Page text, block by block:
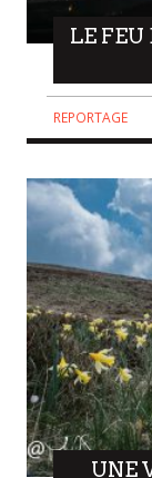
LE
REPORTAGE
UNE